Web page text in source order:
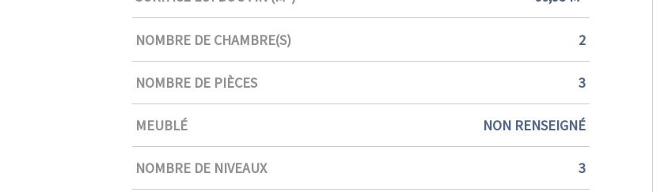
NOMBRE DE CHAMBRE(S) 2
NOMBRE DE PIÈCES 3
MEUBLÉ NON RENSEIGNÉ
NOMBRE DE NIVEAUX 3